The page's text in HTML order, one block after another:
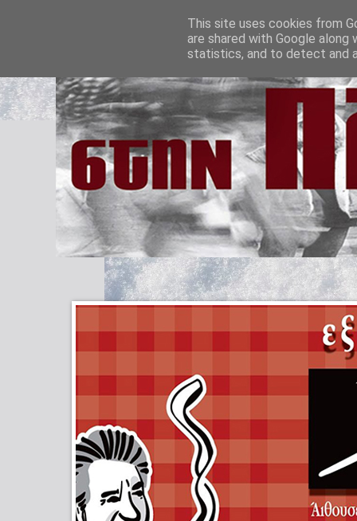
This site uses cookies from
are shared with Google
statistics, and to detect and